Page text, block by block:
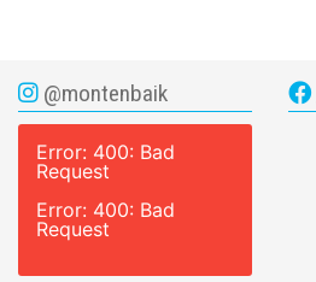
@montenbaik
Error: 400: Bad
Request
Error: 400: Bad
Request